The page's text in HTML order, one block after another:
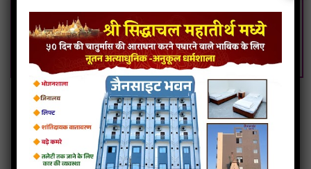
Guruji Bade Gyani Sunave Veer Vani